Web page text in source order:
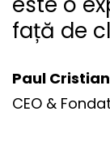
față de
Paul Cristian
CEO &